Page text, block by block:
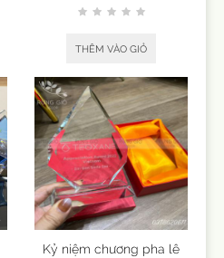
THÊM VÀO GIỎ
Kỷ niệm chương pha lê